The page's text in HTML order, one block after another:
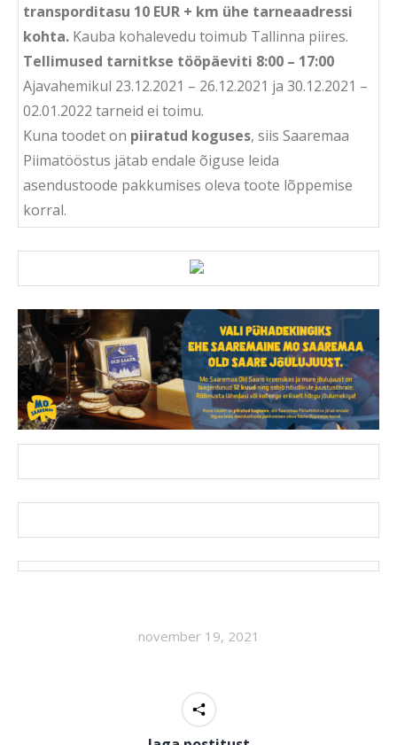
transporditasu 10 EUR + km ühe tarneaadressi
kohta. Kauba kohalevedu toimub Tallinna piires.
Tellimused tarnitkse tööpäeviti 8:00 – 17:00
Ajavahemikul 23.12.2021 – 26.12.2021 ja 30.12.2021 –
02.01.2022 tarneid ei toimu.
Kuna toodet on piiratud koguses, siis Saaremaa
Piimatööstus jätab endale õiguse leida
asendustoode pakkumises oleva toote lõppemise
korral.
november 19, 2021